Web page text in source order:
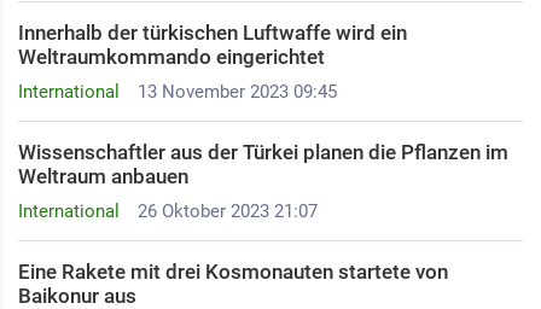
International 13 November 2023 09:45
Innerhalb der türkischen Luftwaffe wird ein
Weltraumkommando eingerichtet ​
International 26 Oktober 2023 21:07
Wissenschaftler aus der Türkei planen die Pflanzen im
Weltraum anbauen
Eine Rakete mit drei Kosmonauten startete von
Baikonur aus